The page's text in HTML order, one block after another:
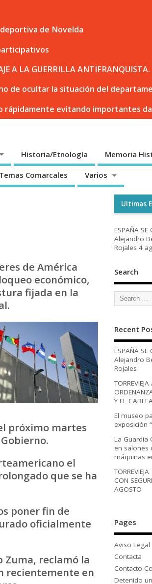
de Novelda
A LA GUERRILLA ANTIFRANQUISTA.
de ocultar la situación del
rápidamente evitando importantes
Historia/Etnología Memoria
Temas Comarcales Varios
de América
económico,
fijada en la
próximo martes
el
que se ha
poner fin de
oficialmente
Zuma, reclamó la
recientemente en
Ultimas
ESPAÑA SE
Alejandro
Rojales 4
Search
Recent
ESPAÑA SE
Alejandro
Rojales
Y EL
El museo
exposición
La Guardia
en salones
máquinas
CON
AGOSTO
Pages
Aviso Legal
Contacta
Contacto
Detenido